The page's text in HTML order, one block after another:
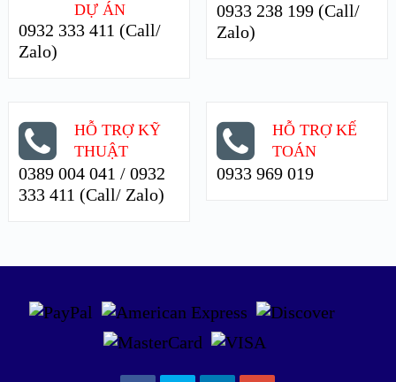
DỰ ÁN
0932 333 411 (Call/
Zalo)
0933 238 199 (Call/
Zalo)
HỖ TRỢ KỸ
THUẬT
0389 004 041 / 0932
333 411 (Call/ Zalo)
HỖ TRỢ KẾ
TOÁN
0933 969 019